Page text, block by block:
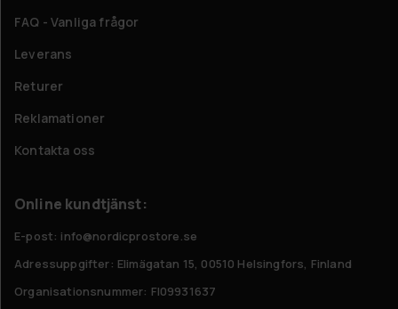
FAQ - Vanliga frågor
Leverans
Returer
Reklamationer
Kontakta oss
Online kundtjänst:
E-post: info@nordicprostore.se
Adressuppgifter: Elimägatan 15, 00510 Helsingfors, Finland
Organisationsnummer: FI09931637